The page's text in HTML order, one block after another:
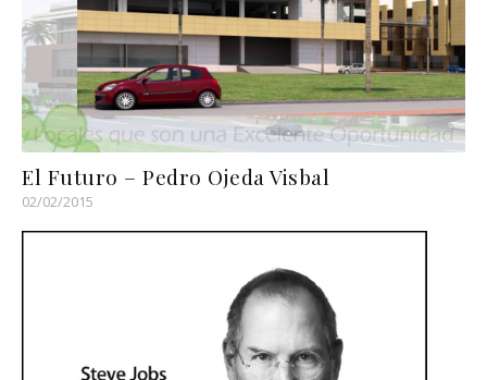
El Futuro – Pedro Ojeda Visbal
02/02/2015